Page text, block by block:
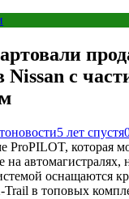
Nissan с
5 лет спустя
ProPILOT, которая
на автомагистралях,
оснащаются
Trail в топовых